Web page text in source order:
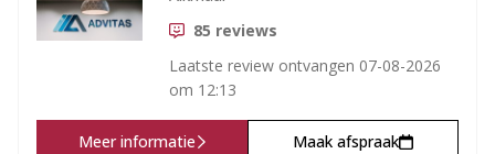
85 reviews
Laatste review ontvangen 07-08-2026
om 12:13
Meer informatie Maak afspraak